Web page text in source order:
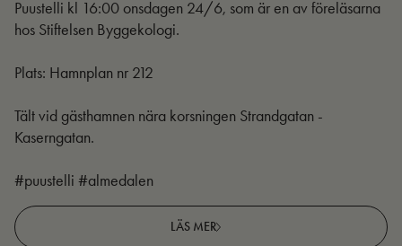
Puustelli kl 16:00 onsdagen 24/6, som är en av föreläsarna
hos Stiftelsen Byggekologi.
Plats: Hamnplan nr 212
Tält vid gästhamnen nära korsningen Strandgatan -
Kaserngatan.
#puustelli #almedalen
LÄS MER